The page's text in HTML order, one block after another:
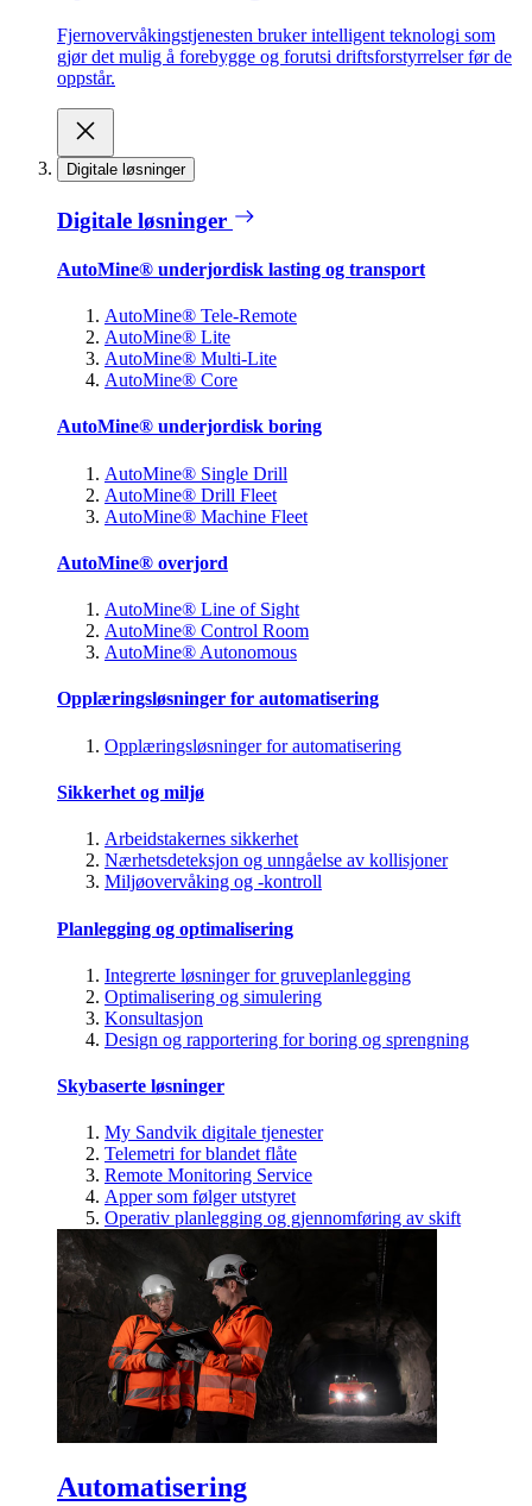
Fjernovervåkingstjenesten bruker intelligent teknologi som
gjør det mulig å forebygge og forutsi driftsforstyrrelser før de
oppstår.
Digitale løsninger
Digitale løsninger
AutoMine® underjordisk lasting og transport
AutoMine® Tele-Remote
AutoMine® Lite
AutoMine® Multi-Lite
AutoMine® Core
AutoMine® underjordisk boring
AutoMine® Single Drill
AutoMine® Drill Fleet
AutoMine® Machine Fleet
AutoMine® overjord
AutoMine® Line of Sight
AutoMine® Control Room
AutoMine® Autonomous
Opplæringsløsninger for automatisering
Opplæringsløsninger for automatisering
Sikkerhet og miljø
Arbeidstakernes sikkerhet
Nærhetsdeteksjon og unngåelse av kollisjoner
Miljøovervåking og -kontroll
Planlegging og optimalisering
Integrerte løsninger for gruveplanlegging
Optimalisering og simulering
Konsultasjon
Design og rapportering for boring og sprengning
Skybaserte løsninger
My Sandvik digitale tjenester
Telemetri for blandet flåte
Remote Monitoring Service
Apper som følger utstyret
Operativ planlegging og gjennomføring av skift
Automatisering